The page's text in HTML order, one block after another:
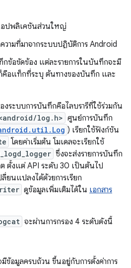
ปพลิเคชันส่วนใหญ่
วามที่มาจากระบบปฏิบัติการ Android
ข้อขัดข้อง แต่ละรายการในบันทึกจะมี
คือแท็กที่ระบุ ต้นทางของบันทึก และ
ระบบการบันทึกคือไลบรารีที่ใช้ร่วมกัน
log.h> ศูนย์การบันทึก
) เรียกใช้ฟังก์ชัน
โดยค่าเริ่มต้น โมเดลจะเรียกใช้
ซึ่งจะส่งรายการบันทึก
ต ตั้งแต่ API ระดับ 30 เป็นต้นไป
ยนแปลงได้ด้วยการเรียก
ดูข้อมูลเพิ่มเติมได้ใน เอกสาร
จะผ่านการกรอง 4 ระดับดังนี้
ข้อมูลครบถ้วน ขึ้นอยู่กับการตั้งค่าการ